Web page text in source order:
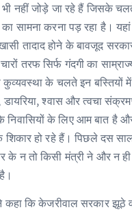
नहीं जोड़े जा रहे हैं जिसके
का सामना करना पड़ रहा है।
तादाद होने के बावजूद
तरफ सिर्फ गंदगी का
कुव्यवस्था के चलते इन बस्तियों में
श्वास और त्वचा
के निवासियों के लिए आम बात है
शिकार हो रहे हैं। पिछले दस
के न तो किसी मंत्री ने और न
कहा कि केजरीवाल सरकार झूठे